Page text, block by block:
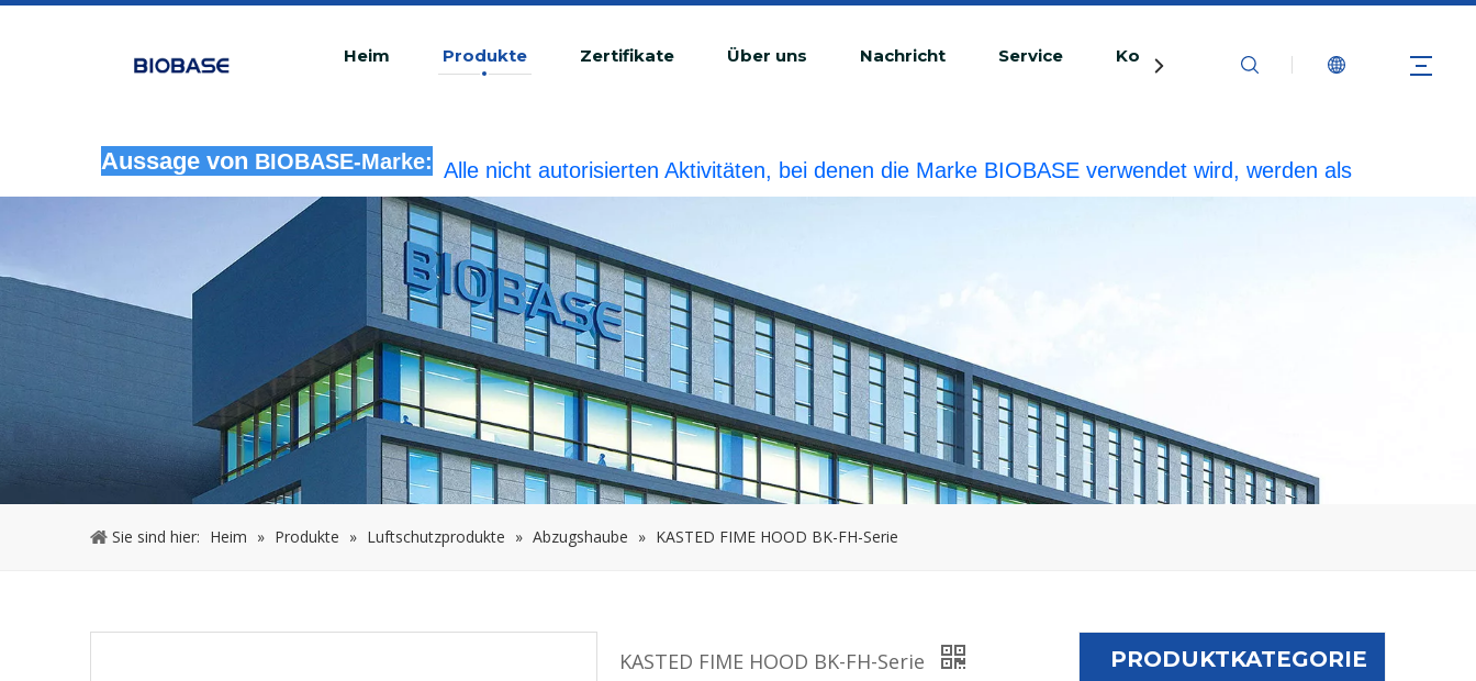
Heim Produkte Zertifikate Über uns Nachricht Service Kontaktiere uns
Aussage von BIOBASE-Marke:
rechtswidrige Verletzung betrachtet.BIOBASE wird die rechtliche Haftung prüfen.20240510
Sie sind hier: Heim » Produkte » Luftschutzprodukte » Abzugshaube » KASTED FIME HOOD BK-FH-Serie
KASTED FIME HOOD BK-FH-Serie PRODUKTKATEGORIE